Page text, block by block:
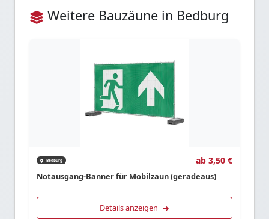
Weitere Bauzäune in Bedburg
Bedburg ab 3,50 €
Notausgang-Banner für Mobilzaun (geradeaus)
Details anzeigen